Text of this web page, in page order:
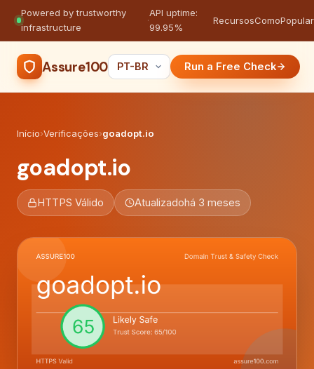
Powered by trustworthy
infrastructure
·
API uptime:
99.95%
RecursosComo
Assure100 Run a Free Check
Início›Verificações›goadopt.io
goadopt.io
HTTPS Válido Atualizadohá 3 meses